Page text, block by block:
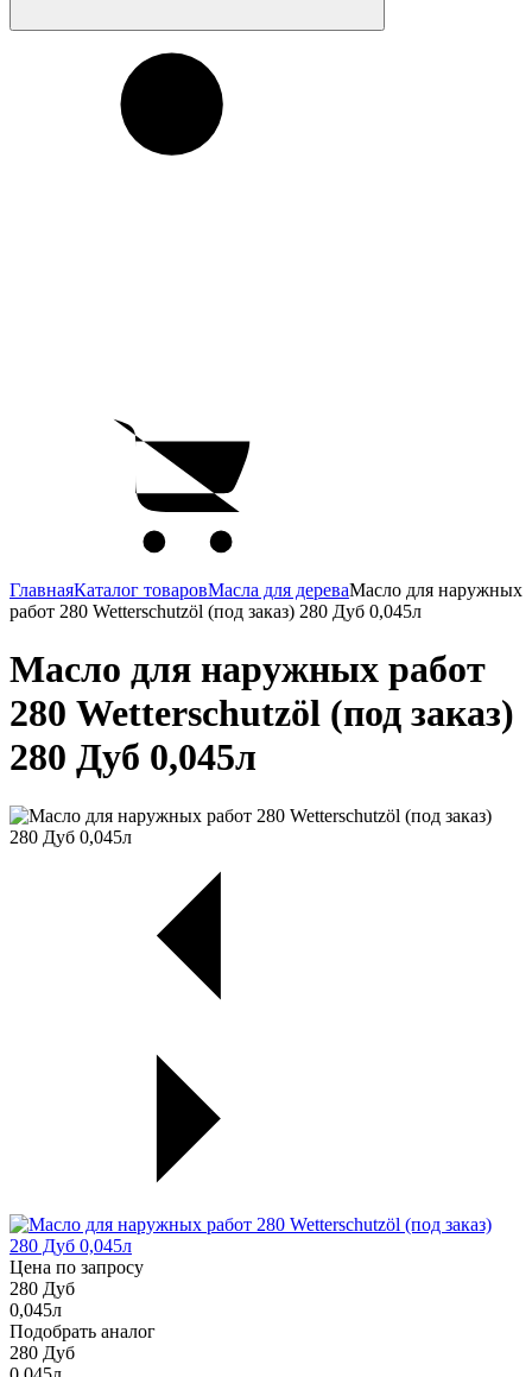
ГлавнаяКаталог товаровМасла для дереваМасло для наружных
работ 280 Wetterschutzöl (под заказ) 280 Дуб 0,045л
Масло для наружных работ
280 Wetterschutzöl (под заказ)
280 Дуб 0,045л
Цена по запросу
280 Дуб
0,045л
Подобрать аналог
280 Дуб